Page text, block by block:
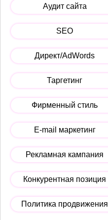
Аудит сайта
SEO
Директ/AdWords
Таргетинг
Фирменный стиль
E-mail маркетинг
Рекламная кампания
Конкурентная позиция
Политика продвижения